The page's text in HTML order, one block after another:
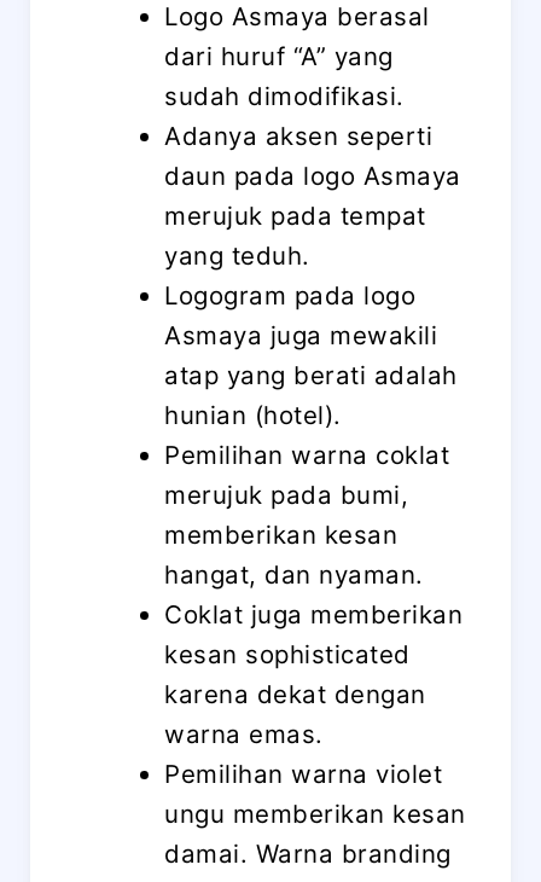
Logo Asmaya berasal
dari huruf “A” yang
sudah dimodifikasi.
Adanya aksen seperti
daun pada logo Asmaya
merujuk pada tempat
yang teduh.
Logogram pada logo
Asmaya juga mewakili
atap yang berati adalah
hunian (hotel).
Pemilihan warna coklat
merujuk pada bumi,
memberikan kesan
hangat, dan nyaman.
Coklat juga memberikan
kesan sophisticated
karena dekat dengan
warna emas.
Pemilihan warna violet
ungu memberikan kesan
damai. Warna branding